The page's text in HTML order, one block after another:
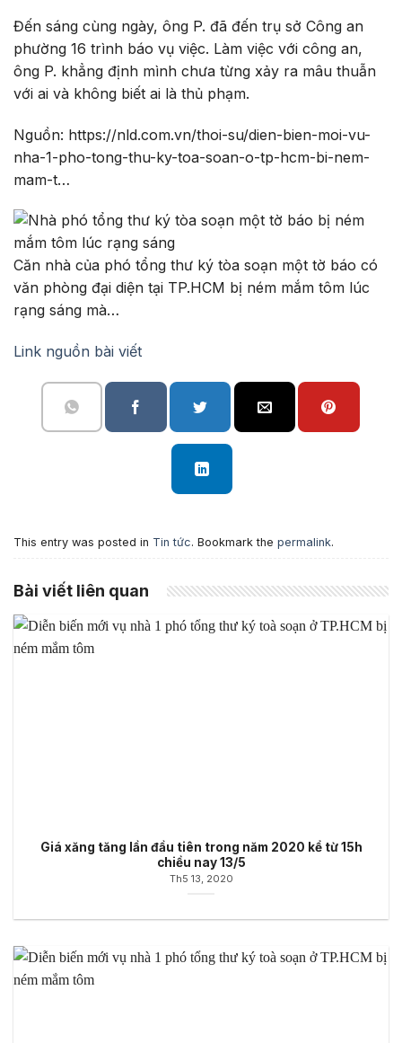
Đến sáng cùng ngày, ông P. đã đến trụ sở Công an
phường 16 trình báo vụ việc. Làm việc với công an,
ông P. khẳng định mình chưa từng xảy ra mâu thuẫn
với ai và không biết ai là thủ phạm.
Nguồn: https://nld.com.vn/thoi-su/dien-bien-moi-vu-
nha-1-pho-tong-thu-ky-toa-soan-o-tp-hcm-bi-nem-
mam-t…
Căn nhà của phó tổng thư ký tòa soạn một tờ báo có
văn phòng đại diện tại TP.HCM bị ném mắm tôm lúc
rạng sáng mà…
Link nguồn bài viết
This entry was posted in Tin tức. Bookmark the permalink.
Bài viết liên quan
Giá xăng tăng lần đầu tiên trong năm 2020 kể từ 15h
chiều nay 13/5
Th5 13, 2020